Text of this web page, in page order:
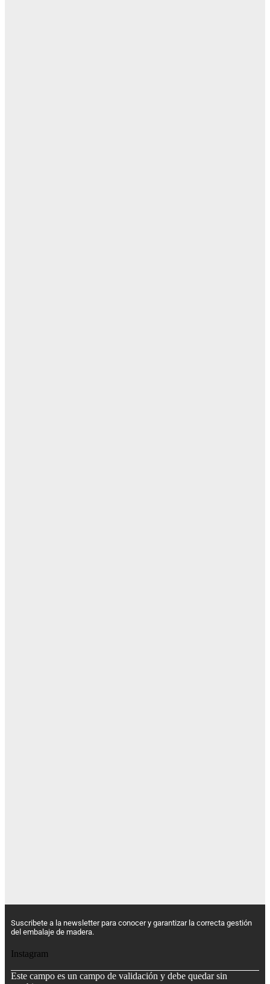
Suscribete a la newsletter para conocer y garantizar la correcta gestión
del embalaje de madera.
Instagram
Este campo es un campo de validación y debe quedar sin